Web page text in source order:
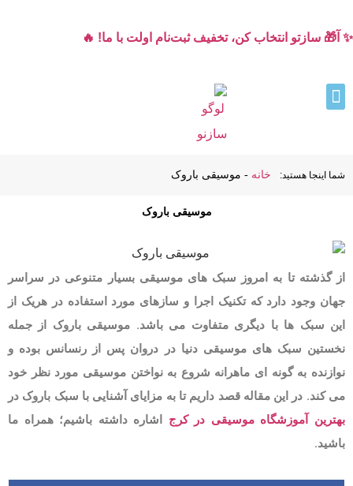
✨ آ🎁 سازتو انتخاب کن، تخفیف ثبت‌نام اولت با ما! 🔥
شما اینجا هستید: خانه - موسیقی باروک
موسیقی باروک
از گذشته تا به امروز سبک های موسیقی بسیار متنوعی در سراسر
جهان وجود دارد که تکنیک اجرا و سازهای مورد استفاده در هریک از
این سبک ها با دیگری متفاوت می باشد. موسیقی باروک از جمله
نخستین سبک های موسیقی دنیا در دروان پس از رنسانس بوده و
نوازنده به گونه ای ماهرانه شروع به نواختن موسیقی مورد نظر خود
می کند. در این مقاله قصد داریم تا به مزایای آشنایی با سبک باروک در
بهترین آموزشگاه موسیقی در کرج اشاره داشته باشیم؛ همراه ما
باشید.